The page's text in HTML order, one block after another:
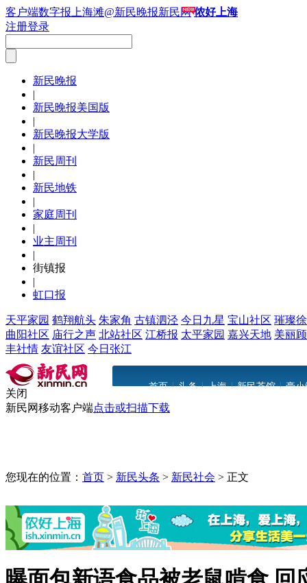
客户端数字报 上海滩@新民晚报新民网 侬好上海
注册登录
新民晚报
|
新民晚报美国版
|
新民晚报大学版
|
新民周刊
|
新民地铁
|
家庭周刊
|
业主周刊
|
街镇报
|
虹口报
天平家园 鹤翔航头 朱家角 古镇泗泾 今日九星 宝山社区 璀璨
曲阳社区 庙行之声 北站社区 江桥报 太平家园 嘉兴天地 美丽
丰社情 友谊社区 今日张江
首页 | 头条 | 上海 | 新民茶馆 | 豪小
关闭
新民网移动客户端点击或扫描下载
您现在的位置： 首页 > 新民头条 > 新民社会 > 正文